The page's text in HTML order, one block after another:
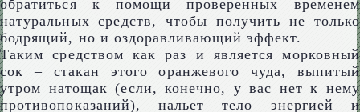
обратиться к помощи проверенных временем
натуральных средств, чтобы получить не только
бодрящий, но и оздоравливающий эффект.
Таким средством как раз и является морковный
сок – стакан этого оранжевого чуда, выпитый
утром натощак (если, конечно, у вас нет к нему
противопоказаний), нальет тело энергией и